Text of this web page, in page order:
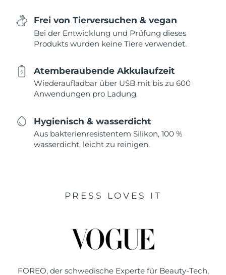
Frei von Tierversuchen & vegan
Bei der Entwicklung und Prüfung dieses
Produkts wurden keine Tiere verwendet.
Atemberaubende Akkulaufzeit
Wiederaufladbar über USB mit bis zu 600
Anwendungen pro Ladung.
Hygienisch & wasserdicht
Aus bakterienresistentem Silikon, 100 %
wasserdicht, leicht zu reinigen.
PRESS LOVES IT
FOREO, der schwedische Experte für Beauty-Tech,